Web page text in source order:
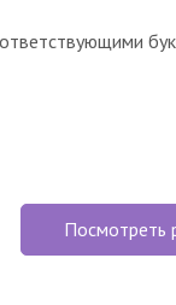
Посмотреть